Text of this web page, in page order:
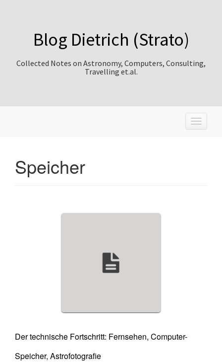
Blog Dietrich (Strato)
Collected Notes on Astronomy, Computers, Consulting,
Travelling et.al.
T
o
Speicher
Der technische Fortschritt: Fernsehen, Computer-
Speicher, Astrofotografie